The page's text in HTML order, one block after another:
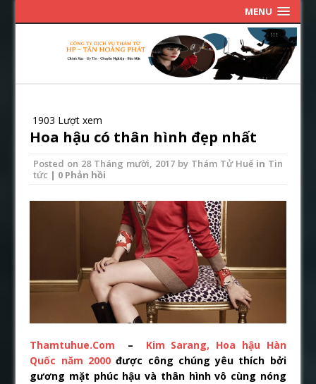
MENU
1903 Lượt xem
Hoa hậu có thân hình đẹp nhất
Posted on 28 Tháng mười, 2017 by Thám Tử Huếin Tin
tức | 0 Phản hồi
Thamtuhue.Com –
Kim Sarang, Hoa hậu Hàn
Quốc năm 2000được công chúng yêu thích bởi
gương mặt phúc hậu và thân hình vô cùng nóng